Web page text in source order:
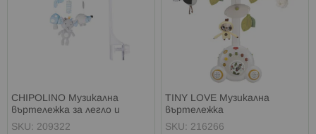
CHIPOLINO Музикална
въртележка за легло и
кошара ВЕСЕЛО СЛОНЧЕ
SKU: 209322
TINY LOVE Музикална
въртележка
SOOTHE&GROOVE BOHO
SKU: 216266